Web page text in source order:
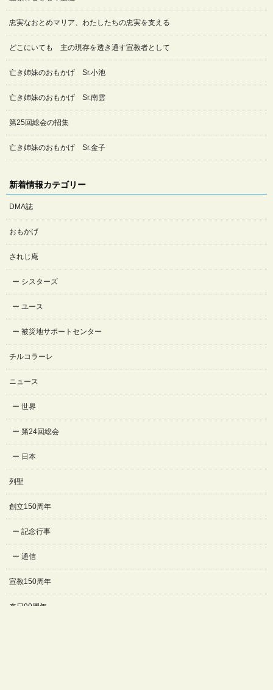
忠実なおとめマリア、わたしたちの忠実を支える
どこにいても 主の現存を透き通す宣教者として
亡き姉妹のおもかげ Sr.小池
亡き姉妹のおもかげ Sr.南雲
第25回総会の招集
亡き姉妹のおもかげ Sr.金子
新着情報カテゴリー
DMA誌
おもかげ
されじ庵
シスターズ
ユース
被災地サポートセンター
チルコラーレ
ニュース
世界
第24回総会
日本
列聖
創立150周年
記念行事
通信
宣教150周年
来日90周年